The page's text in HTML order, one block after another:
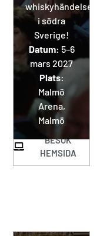
whiskyhändelse
i södra
Sverige!
Datum: 5–6
mars 2027
Plats:
Malmö
Arena,
Malmö
BESÖK
HEMSIDA